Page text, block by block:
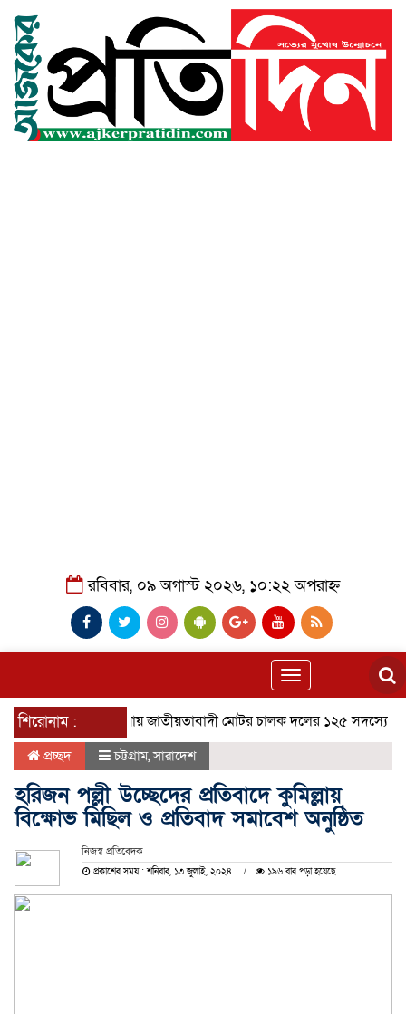
রবিবার, ০৯ অগাস্ট ২০২৬, ১০:২২ অপরাহ্ন
Toggle
navigation
শিরোনাম :আশুলিয়ায় জাতীয়তাবাদী মোটর চালক দলের ১২৫ সদস্যের পূর্ণাঙ্গ
প্রচ্ছদ চট্টগ্রাম,সারাদেশ
হরিজন পল্লী উচ্ছেদের প্রতিবাদে কুমিল্লায়
বিক্ষোভ মিছিল ও প্রতিবাদ সমাবেশ অনুষ্ঠিত
নিজস্ব প্রতিবেদক
প্রকাশের সময় : শনিবার, ১৩ জুলাই, ২০২৪ ১৯৬ বার পড়া হয়েছে